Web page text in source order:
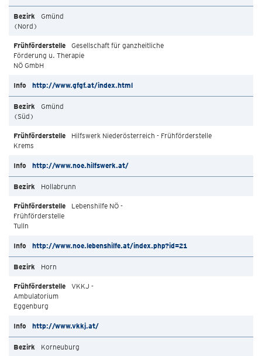
Gmünd
(Nord)
Gesellschaft für ganzheitliche
Förderung u. Therapie
NÖ GmbH
http://www.gfgf.at/index.html
Gmünd
(Süd)
Hilfswerk Niederösterreich - Frühförderstelle
Krems
http://www.noe.hilfswerk.at/
Hollabrunn
Lebenshilfe NÖ -
Frühförderstelle
Tulln
http://www.noe.lebenshilfe.at/index.php?id=21
Horn
VKKJ -
Ambulatorium
Eggenburg
http://www.vkkj.at/
Korneuburg